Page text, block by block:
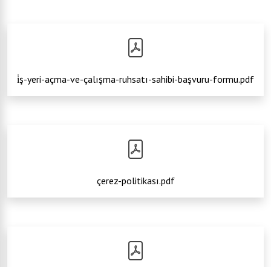
i̇ş-yeri-açma-ve-çalışma-ruhsatı-sahibi-başvuru-formu.pdf
çerez-politikası.pdf